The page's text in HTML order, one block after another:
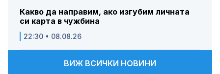
Какво да направим, ако изгубим личната
си карта в чужбина
22:30 • 08.08.26
ВИЖ ВСИЧКИ НОВИНИ